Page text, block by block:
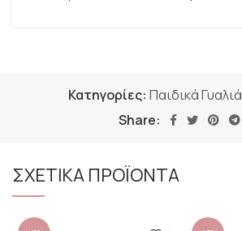
Κατηγορίες: Παιδικά Γυαλιά
Share:
ΣΧΕΤΙΚΑ ΠΡΟΪΟΝΤΑ